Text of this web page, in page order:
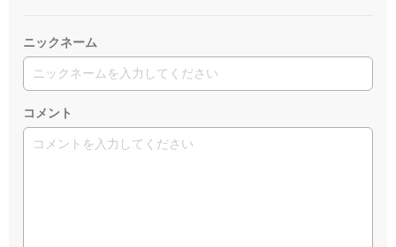
ニックネーム
コメント